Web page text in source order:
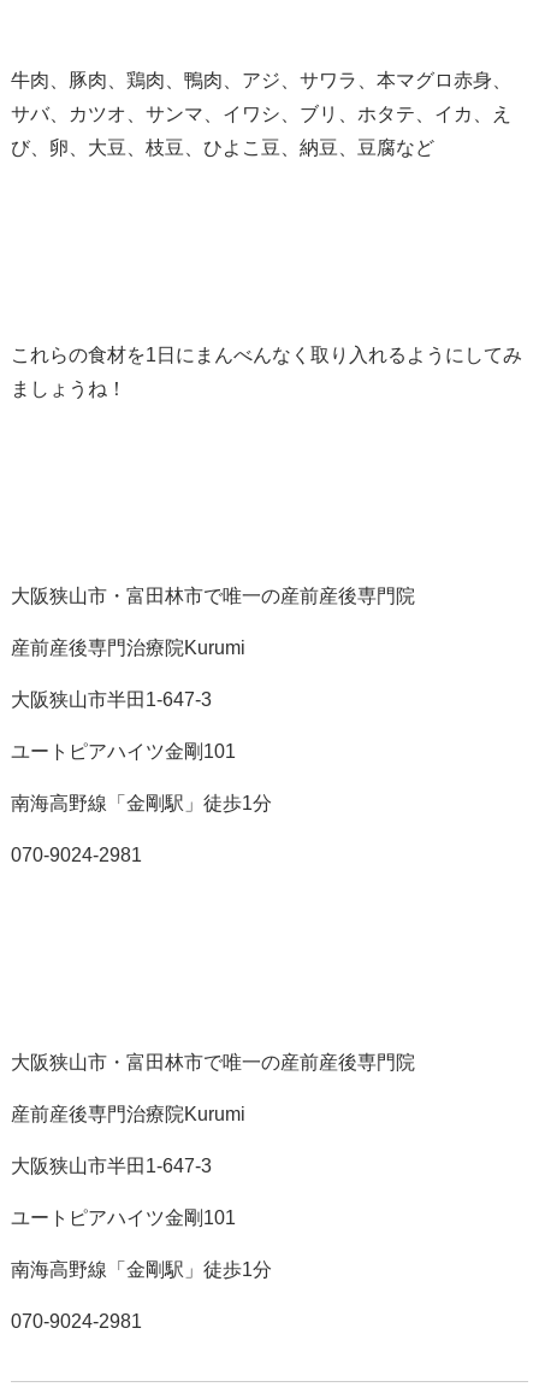
牛肉、豚肉、鶏肉、鴨肉、アジ、サワラ、本マグロ赤身、
サバ、カツオ、サンマ、イワシ、ブリ、ホタテ、イカ、え
び、卵、大豆、枝豆、ひよこ豆、納豆、豆腐など
これらの食材を1日にまんべんなく取り入れるようにしてみ
ましょうね！
大阪狭山市・富田林市で唯一の産前産後専門院
産前産後専門治療院Kurumi
大阪狭山市半田1-647-3
ユートピアハイツ金剛101
南海高野線「金剛駅」徒歩1分
070-9024-2981
大阪狭山市・富田林市で唯一の産前産後専門院
産前産後専門治療院Kurumi
大阪狭山市半田1-647-3
ユートピアハイツ金剛101
南海高野線「金剛駅」徒歩1分
070-9024-2981